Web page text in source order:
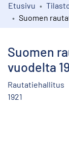
Kokoelmat
Etusivu
Suomen
vuodelta
Rautatiehallitus
1921